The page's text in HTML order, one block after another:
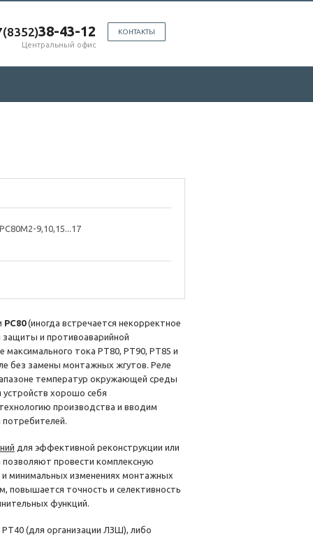
КОНТАКТЫ
38-43-12
Центральный офис
9,10,15...17
РС80(иногда встречается некорректное
защиты и противоаварийной
максимального тока РТ80, РТ90, РТ85 и
без замены монтажных жгутов. Реле
температур окружающей среды
хорошо себя
производства и вводим
потребителей.
для эффективной реконструкции или
провести комплексную
минимальных изменениях монтажных
повышается точность и селективность
функций.
(для организации ЛЗШ), либо